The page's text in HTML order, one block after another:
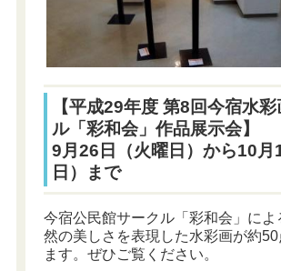
【平成29年度 第8回今宿水
ル「彩和会」作品展示会】
9月26日（火曜日）から10月
日）まで
今宿公民館サークル「彩和会」によ
然の美しさを表現した水彩画が約
ます。ぜひご覧ください。